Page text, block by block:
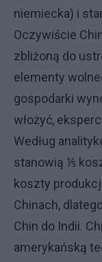
niemiecka) i
Oczywiście
zbliżoną do
elementy
gospodarki
włożyć,
Według
stanowią ⅕
koszty
Chinach,
Chin do Indii.
amerykańską